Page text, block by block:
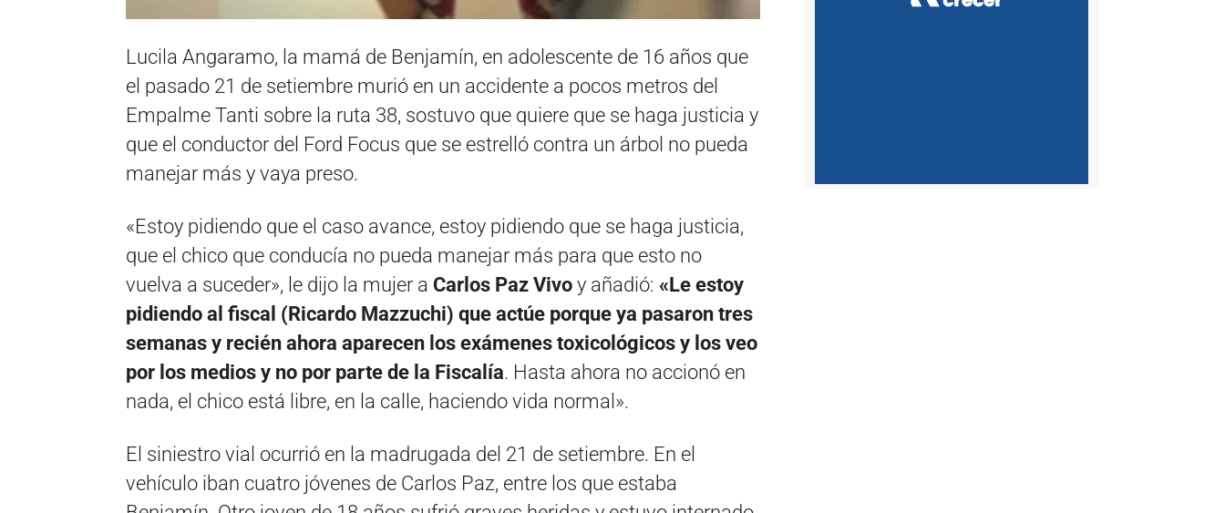
Lucila Angaramo, la mamá de Benjamín, en adolescente de 16 años que
el pasado 21 de setiembre murió en un accidente a pocos metros del
Empalme Tanti sobre la ruta 38, sostuvo que quiere que se haga justicia y
que el conductor del Ford Focus que se estrelló contra un árbol no pueda
manejar más y vaya preso.
«Estoy pidiendo que el caso avance, estoy pidiendo que se haga justicia,
que el chico que conducía no pueda manejar más para que esto no
vuelva a suceder», le dijo la mujer a Carlos Paz Vivo y añadió: «Le estoy
pidiendo al fiscal (Ricardo Mazzuchi) que actúe porque ya pasaron tres
semanas y recién ahora aparecen los exámenes toxicológicos y los veo
por los medios y no por parte de la Fiscalía. Hasta ahora no accionó en
nada, el chico está libre, en la calle, haciendo vida normal».
El siniestro vial ocurrió en la madrugada del 21 de setiembre. En el
vehículo iban cuatro jóvenes de Carlos Paz, entre los que estaba